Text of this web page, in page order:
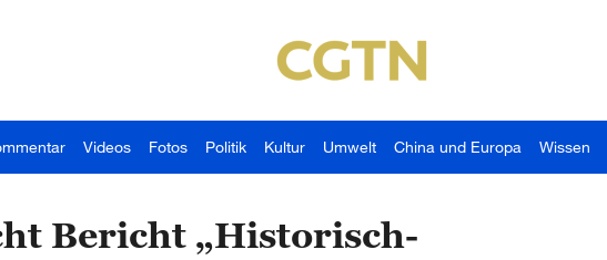
Videos Fotos Politik Kultur Umwelt China und Europa Wissen
Bericht „Historisch-